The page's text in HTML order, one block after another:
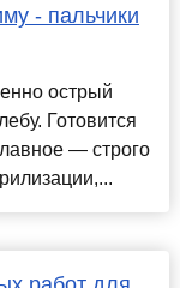
- пальчики
острый
Готовится
— строго